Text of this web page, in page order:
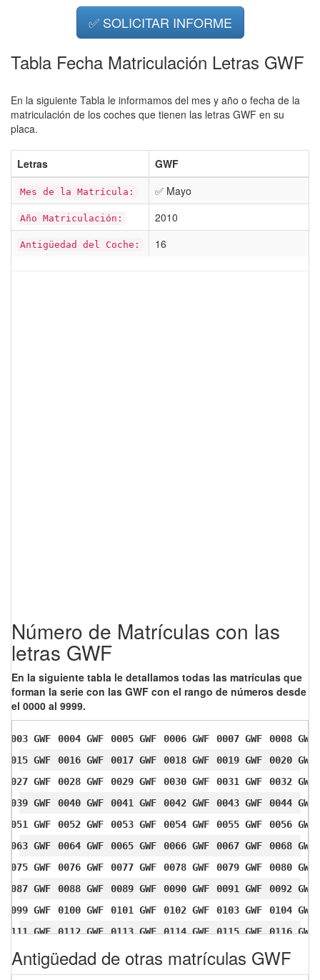
✅ SOLICITAR INFORME
Tabla Fecha Matriculación Letras GWF
En la siguiente Tabla le informamos del mes y año o fecha de la
matriculación de los coches que tienen las letras GWF en su
placa.
Letras GWF
Mes de la Matrícula: ✅ Mayo
Año Matriculación: 2010
Antigüedad del Coche: 16
Número de Matrículas con las
letras GWF
En la siguiente tabla le detallamos todas las matrículas que
forman la serie con las GWF con el rango de números desde
el 0000 al 9999.
0003 GWF 0004 GWF 0005 GWF 0006 GWF 0007 GWF
0008 GWF
0015 GWF
0016 GWF 0017 GWF 0018 GWF 0019 GWF
0020 GWF
0027 GWF
0028 GWF 0029 GWF 0030 GWF 0031 GWF
0032 GWF
0039 GWF
0040 GWF 0041 GWF 0042 GWF 0043 GWF
0044 GWF
0051 GWF
0052 GWF 0053 GWF 0054 GWF 0055 GWF
0056 GWF
0063 GWF
0064 GWF 0065 GWF 0066 GWF 0067 GWF
0068 GWF
0075 GWF
0076 GWF 0077 GWF 0078 GWF 0079 GWF
0080 GWF
0087 GWF
0088 GWF 0089 GWF 0090 GWF 0091 GWF
0092 GWF
0099 GWF
0100 GWF 0101 GWF 0102 GWF 0103 GWF
0104 GWF
0111 GWF
0112 GWF 0113 GWF 0114 GWF 0115 GWF
0116 GWF
0123 GWF
0124 GWF 0125 GWF 0126 GWF 0127 GWF
0128 GWF
0135 GWF
0136 GWF 0137 GWF 0138 GWF 0139 GWF
0140 GWF
Antigüedad de otras matrículas GWF